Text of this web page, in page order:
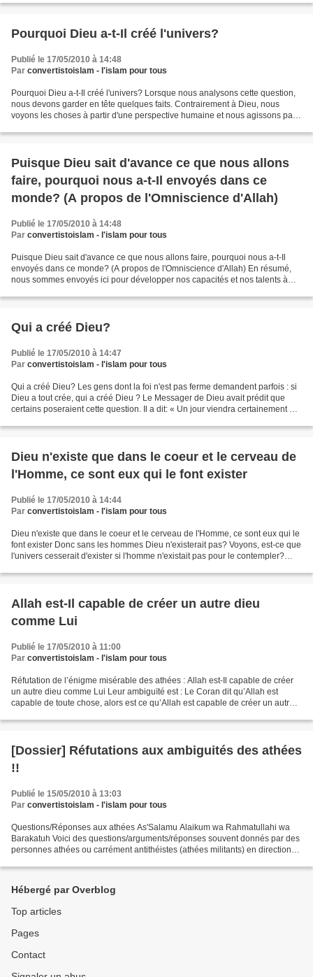
Pourquoi Dieu a-t-Il créé l'univers?
Publié le 17/05/2010 à 14:48
Par convertistoislam - l'islam pour tous
Pourquoi Dieu a-t-Il créé l'univers? Lorsque nous analysons cette question,
nous devons garder en tête quelques faits. Contrairement à Dieu, nous
voyons les choses à partir d'une perspective humaine et nous agissons par
Puisque Dieu sait d'avance ce que nous allons
faire, pourquoi nous a-t-Il envoyés dans ce
monde? (A propos de l'Omniscience d'Allah)
Publié le 17/05/2010 à 14:48
Par convertistoislam - l'islam pour tous
Puisque Dieu sait d'avance ce que nous allons faire, pourquoi nous a-t-Il
envoyés dans ce monde? (A propos de l'Omniscience d'Allah) En résumé,
nous sommes envoyés ici pour développer nos capacités et nos talents à
Qui a créé Dieu?
Publié le 17/05/2010 à 14:47
Par convertistoislam - l'islam pour tous
Qui a créé Dieu? Les gens dont la foi n'est pas ferme demandent parfois : si
Dieu a tout crée, qui a créé Dieu ? Le Messager de Dieu avait prédit que
certains poseraient cette question. Il a dit: « Un jour viendra certainement où
Dieu n'existe que dans le coeur et le cerveau de
l'Homme, ce sont eux qui le font exister
Publié le 17/05/2010 à 14:44
Par convertistoislam - l'islam pour tous
Dieu n'existe que dans le coeur et le cerveau de l'Homme, ce sont eux qui le
font exister Donc sans les hommes Dieu n'existerait pas? Voyons, est-ce que
l'univers cesserait d'exister si l'homme n'existait pas pour le contempler?
Allah est-Il capable de créer un autre dieu
comme Lui
Publié le 17/05/2010 à 11:00
Par convertistoislam - l'islam pour tous
Réfutation de l’énigme misérable des athées : Allah est-Il capable de créer
un autre dieu comme Lui Leur ambiguïté est : Le Coran dit qu’Allah est
capable de toute chose, alors est ce qu’Allah est capable de créer un autre
[Dossier] Réfutations aux ambiguités des athées
!!
Publié le 15/05/2010 à 13:03
Par convertistoislam - l'islam pour tous
Questions/Réponses aux athées As'Salamu Alaikum wa Rahmatullahi wa
Barakatuh Voici des questions/arguments/réponses souvent donnés par des
personnes athées ou carrément antithéistes (athées militants) en direction
Hébergé par Overblog
Top articles
Pages
Contact